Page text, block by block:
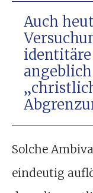
Auch
identitäre
Solche
eindeutig